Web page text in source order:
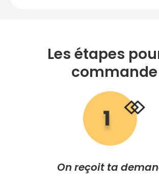
Les étapes
commande
On reçoit ta